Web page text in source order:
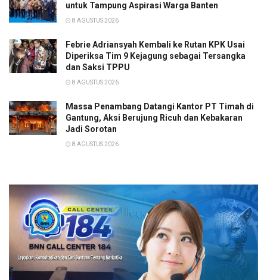
untuk Tampung Aspirasi Warga Banten
8 AGUSTUS 2026
Febrie Adriansyah Kembali ke Rutan KPK Usai
Diperiksa Tim 9 Kejagung sebagai Tersangka
dan Saksi TPPU
8 AGUSTUS 2026
Massa Penambang Datangi Kantor PT Timah di
Gantung, Aksi Berujung Ricuh dan Kebakaran
Jadi Sorotan
8 AGUSTUS 2026